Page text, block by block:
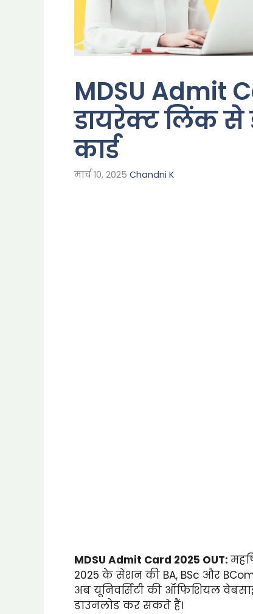
MDSU Admit
डायरेक्ट लिंक से
कार्ड
मार्च 10, 2025 Chandni K
MDSU Admit Card 2025 OUT:
2025 के सेशन की BA, BSc और
अब यूनिवर्सिटी की ऑफिशियल
डाउनलोड कर सकते हैं।